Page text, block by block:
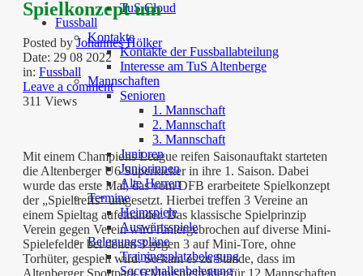
TuS Cloud
Fussball
Kontakte
Kontakte der Fussballabteilung
Interesse am TuS Altenberge
Mannschaften
Senioren
1. Mannschaft
2. Mannschaft
3. Mannschaft
Junioren
Juniorinnen
Alte Herren
Termine
Heimspiele
Auswärtsspiele
Belegungspläne
Trainingsplatzbelegung
Soccerhallenbelegung
Spielkonzept um
Posted byJohannes Hölker
Date: 29 08 2022
in: Fussball
Leave a comment
311 Views
Mit einem Champions League reifen Saisonauftakt starteten
die Altenberger U6 Superkicker in ihre 1. Saison. Dabei
wurde das erste Mal, das vom DFB erarbeitete Spielkonzept
der „Spieltreffs“ umgesetzt. Hierbei treffen 3 Vereine an
einem Spieltag aufeinander. Das klassische Spielprinzip
Verein gegen Verein wird runtergebrochen auf diverse Mini-
Spielefelder bei denen 3 gegen 3 auf Mini-Tore, ohne
Torhüter, gespielt wird. So kam es zu Stande, dass im